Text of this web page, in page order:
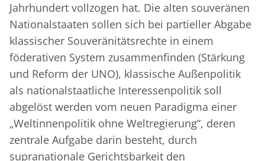
Jahrhundert vollzogen hat. Die alten souveränen
Nationalstaaten sollen sich bei partieller Abgabe
klassischer Souveränitätsrechte in einem
föderativen System zusammenfinden (Stärkung
und Reform der UNO), klassische Außenpolitik
als nationalstaatliche Interessenpolitik soll
abgelöst werden vom neuen Paradigma einer
„Weltinnenpolitik ohne Weltregierung“, deren
zentrale Aufgabe darin besteht, durch
supranationale Gerichtsbarkeit den